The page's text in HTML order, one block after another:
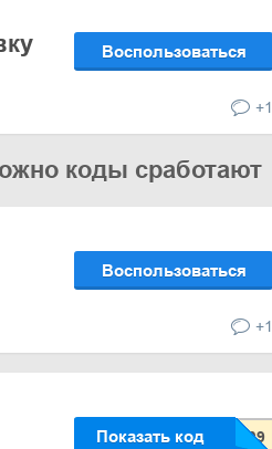
Воспользоваться
+1
коды сработают
Воспользоваться
+1
Показать код